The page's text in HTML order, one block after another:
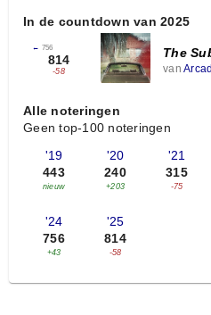
In de countdown van 2025
← 756
814
-58
The
van
Alle noteringen
Geen top-100 noteringen
'19
443
nieuw
'20
240
+203
'21
315
-75
'24
756
+43
'25
814
-58